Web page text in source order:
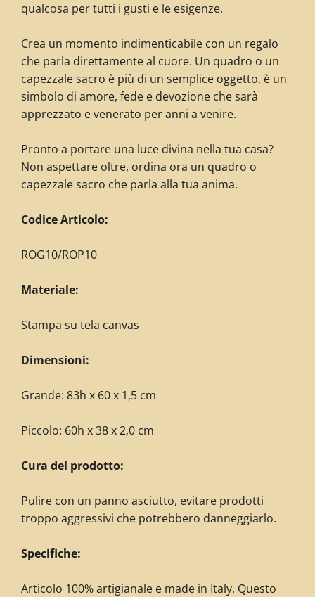
qualcosa per tutti i gusti e le esigenze.
Crea un momento indimenticabile con un regalo
che parla direttamente al cuore. Un quadro o un
capezzale sacro è più di un semplice oggetto, è un
simbolo di amore, fede e devozione che sarà
apprezzato e venerato per anni a venire.
Pronto a portare una luce divina nella tua casa?
Non aspettare oltre, ordina ora un quadro o
capezzale sacro che parla alla tua anima.
Codice Articolo:
ROG10/ROP10
Materiale:
Stampa su tela canvas
Dimensioni:
Grande: 83h x 60 x 1,5 cm
Piccolo: 60h x 38 x 2,0 cm
Cura del prodotto:
Pulire con un panno asciutto, evitare prodotti
troppo aggressivi che potrebbero danneggiarlo.
Specifiche:
Articolo 100% artigianale e made in Italy. Questo